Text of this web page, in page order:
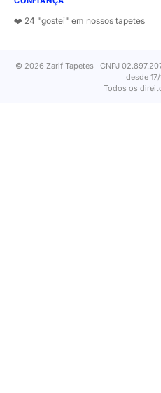
❤️ 24 "gostei" em nossos tapetes
© 2026 Zarif Tapetes · CNPJ
desde
Todos os